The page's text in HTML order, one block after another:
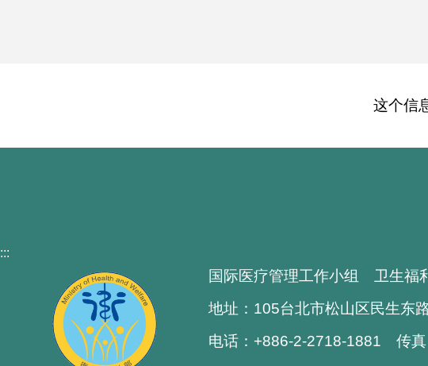
这个信
:::
国际医疗管理工作小组 卫生福
地址：105台北市松山区民生东
电话：+886-2-2718-1881 传